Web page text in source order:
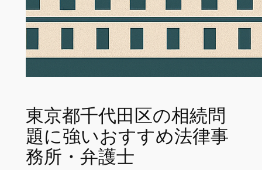
東京都千代田区の相続問
題に強いおすすめ法律事
務所・弁護士